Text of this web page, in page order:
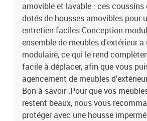
amovible et lavable : ces coussins
dotés de housses amovibles pour
entretien faciles.Conception
ensemble de meubles d'extérieur
modulaire, ce qui le rend
facile à déplacer, afin que vous
agencement de meubles
Bon à savoir :Pour que vos
restent beaux, nous vous
protéger avec une housse